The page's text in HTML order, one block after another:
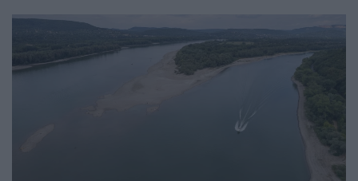
munkásszállás lehet.